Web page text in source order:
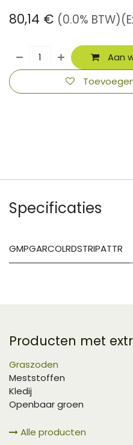
80,14 € (0.0% BTW)
Aan
Specificaties
GMPGARCOLRDSTRIPATTR
Producten met
Graszoden
Meststoffen
Kledij
Openbaar groen
Alle producten